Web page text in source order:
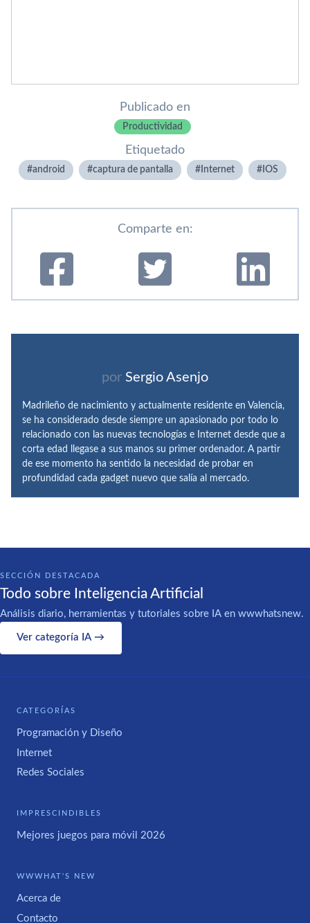
Publicado en
Productividad
Etiquetado
android captura de pantalla Internet IOS
Comparte en:
por Sergio Asenjo
Madrileño de nacimiento y actualmente residente en Valencia,
se ha considerado desde siempre un apasionado por todo lo
relacionado con las nuevas tecnologías e Internet desde que a
corta edad llegase a sus manos su primer ordenador. A partir
de ese momento ha sentido la necesidad de probar en
profundidad cada gadget nuevo que salía al mercado.
SECCIÓN DESTACADA
Todo sobre Inteligencia Artificial
Análisis diario, herramientas y tutoriales sobre IA en wwwhatsnew.
Ver categoría IA →
CATEGORÍAS
Programación y Diseño
Internet
Redes Sociales
IMPRESCINDIBLES
Mejores juegos para móvil 2026
WWWHAT'S NEW
Acerca de
Contacto